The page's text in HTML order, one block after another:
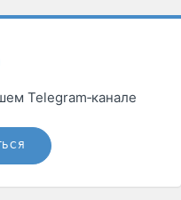
Telegram‑канале